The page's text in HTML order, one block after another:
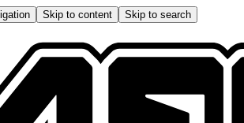
Skip to content Skip to search